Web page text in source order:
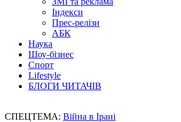
Індекси
Прес-релізи
АБК
Наука
Шоу-бізнес
Спорт
Lifestyle
БЛОГИ ЧИТАЧІВ
СПЕЦТЕМА: Війна в Ірані